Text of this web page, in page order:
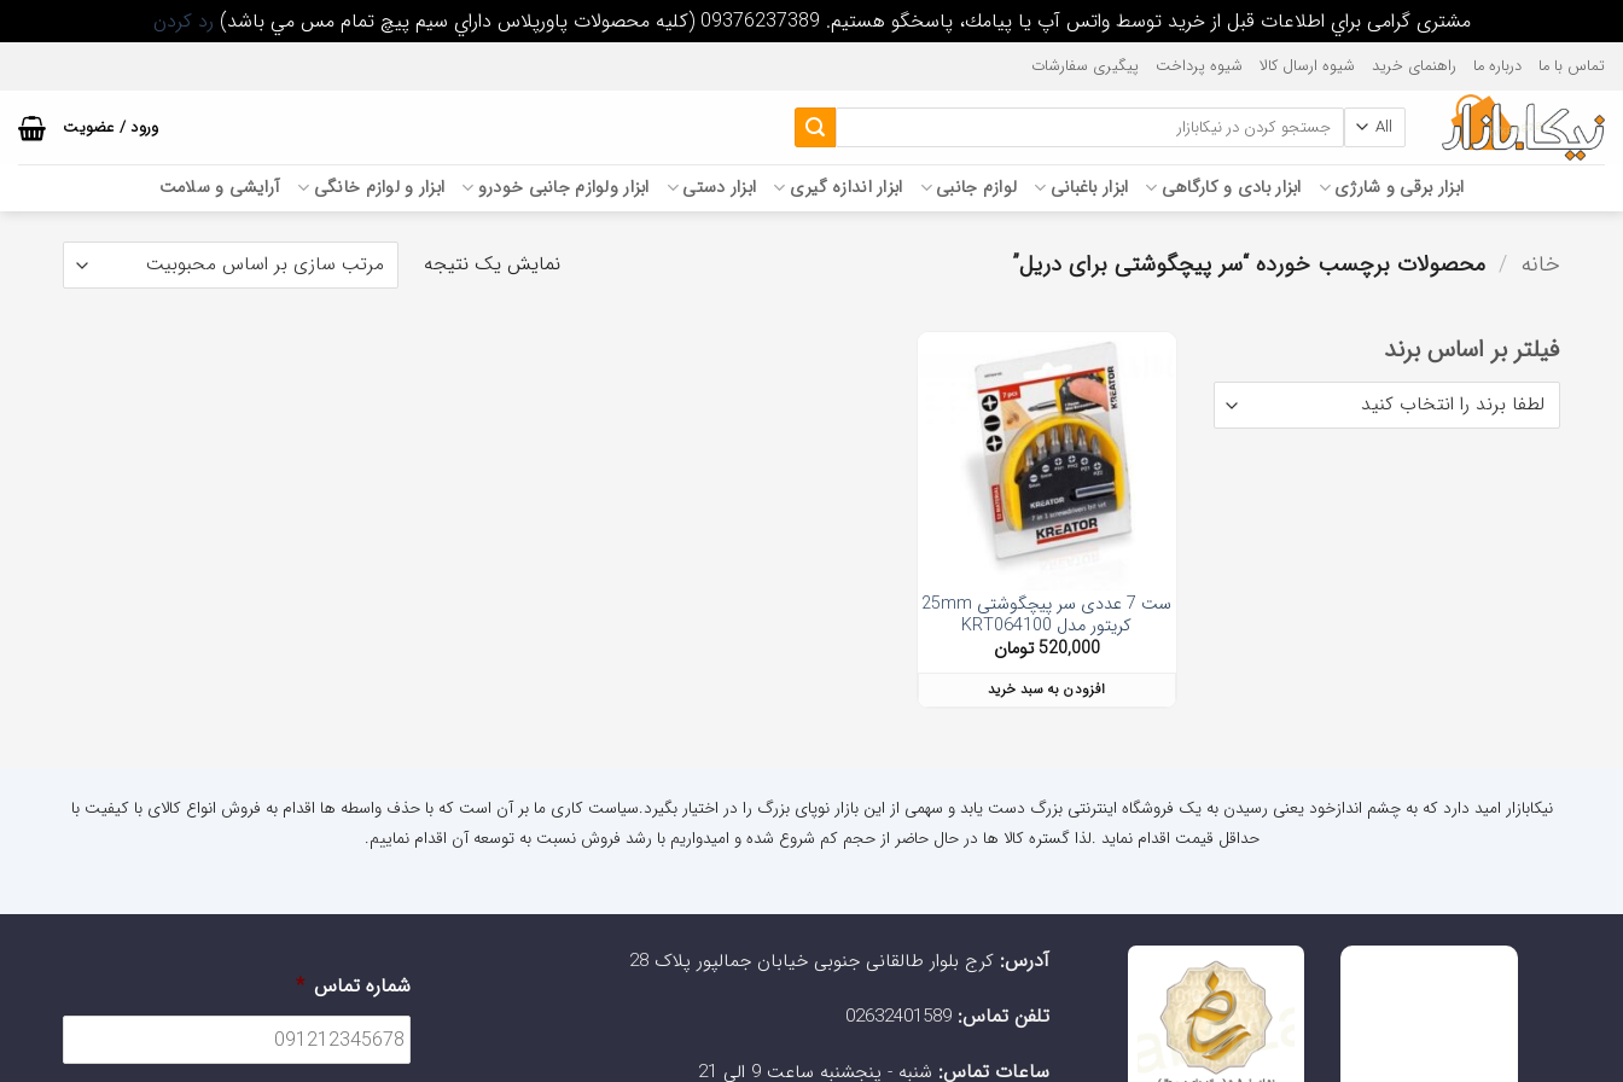
مشتری گرامی براي اطلاعات قبل از خريد توسط واتس آپ يا پيامك، پاسخگو هستيم. 09376237389 (كليه محصولات پاورپلاس داراي سيم پيچ تمام مس مي باشد)
رد کردن
Skip
content
تماس با ما درباره ما راهنمای خرید شیوه ارسال کالا شیوه پرداخت پیگیری سفارشات
جستجو
برای:
ورود / عضویت
ابزار برقی و شارژی ابزار بادی و کارگاهی ابزار باغبانی لوازم جانبی ابزار اندازه گیری ابزار دستی ابزار ولوازم جانبی خودرو ابزار و لوازم خانگی آرایشی و سلامت
خانه / محصولات برچسب خورده “سر پیچگوشتی برای دریل” نمایش یک نتیجه
فیلتر بر اساس برند
ست 7 عددی سر پیچگوشتی 25mm
کریتور مدل KRT064100
520,000تومان
افزودن به سبد خرید
نیکابازار امید دارد که به چشم اندازخود یعنی رسیدن به یک فروشگاه اینترنتی بزرگ دست یابد و سهمی از این بازار نوپای بزرگ را در اختیار بگیرد.سیاست کاری ما بر آن است که با حذف واسطه ها اقدام به فروش انواع کالای با کیفیت با
حداقل قیمت اقدام نماید .لذا گستره کالا ها در حال حاضر از حجم کم شروع شده و امیدواریم با رشد فروش نسبت به توسعه آن اقدام نماییم.
آدرس: کرج بلوار طالقانی جنوبی خیابان جمالپور پلاک 28
تلفن تماس: 02632401589
ساعات تماس: شنبه - پنجشنبه ساعت 9 الی 21
شماره تماس *